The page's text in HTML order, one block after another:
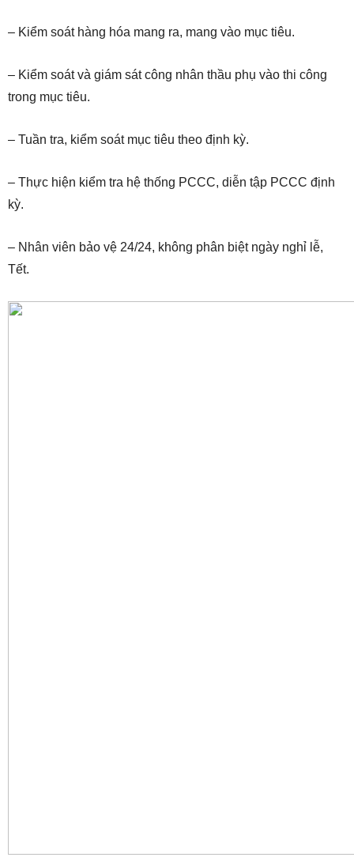
– Kiểm soát hàng hóa mang ra, mang vào mục tiêu.
– Kiểm soát và giám sát công nhân thầu phụ vào thi công
trong mục tiêu.
– Tuần tra, kiểm soát mục tiêu theo định kỳ.
– Thực hiện kiểm tra hệ thống PCCC, diễn tập PCCC định
kỳ.
– Nhân viên bảo vệ 24/24, không phân biệt ngày nghỉ lễ,
Tết.